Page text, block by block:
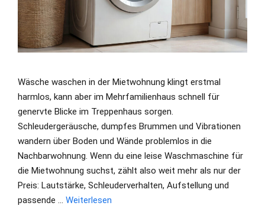
Wäsche waschen in der Mietwohnung klingt erstmal
harmlos, kann aber im Mehrfamilienhaus schnell für
genervte Blicke im Treppenhaus sorgen.
Schleudergeräusche, dumpfes Brummen und Vibrationen
wandern über Boden und Wände problemlos in die
Nachbarwohnung. Wenn du eine leise Waschmaschine für
die Mietwohnung suchst, zählt also weit mehr als nur der
Preis: Lautstärke, Schleuderverhalten, Aufstellung und
passende … Weiterlesen